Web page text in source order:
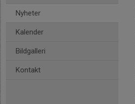
Nyheter
Kalender
Bildgalleri
Kontakt